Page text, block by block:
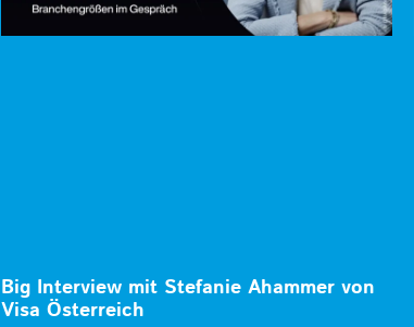
Big Interview mit Stefanie Ahammer von
Visa Österreich